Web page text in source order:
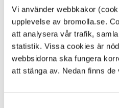
Vi använder webbkakor
upplevelse av bromolla.se.
att analysera vår trafik,
statistik. Vissa cookies är
webbsidorna ska fungera
att stänga av. Nedan finns de
Alla platser